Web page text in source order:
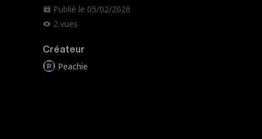
Publié le 05/02/2026
2 vues
Créateur
Peachie